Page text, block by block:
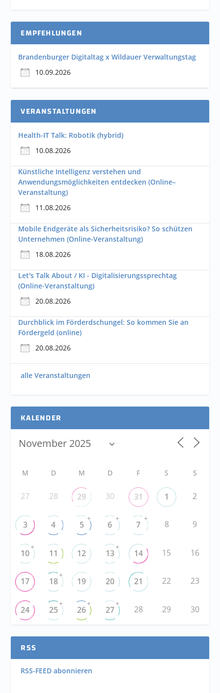
EMPFEHLUNGEN
Brandenburger Digitaltag x Wildauer Verwaltungstag
10.09.2026
VERANSTALTUNGEN
Health-IT Talk: Robotik (hybrid)
10.08.2026
Künstliche Intelligenz verstehen und
Anwendungsmöglichkeiten entdecken (Online–
Veranstaltung)
11.08.2026
Mobile Endgeräte als Sicherheitsrisiko? So schützen
Unternehmen (Online-Veranstaltung)
18.08.2026
Let's Talk About / KI - Digitalisierungssprechtag
(Online-Veranstaltung)
20.08.2026
Durchblick im Förderdschungel: So kommen Sie an
Fördergeld (online)
20.08.2026
alle Veranstaltungen
KALENDER
M D M D F S S
27 28 29 30 31 1 2
3 4 5
+
6
+
7
+
8 9
10
+
11 12 13
+
14 15 16
17 18
+
19 20 21 22 23
24 25
+
26
+
27
+
28 29 30
RSS
RSS-FEED abonnieren